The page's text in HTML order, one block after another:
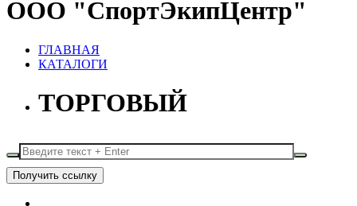
ООО "СпортЭкипЦентр"
ГЛАВНАЯ
КАТАЛОГИ
ТОРГОВЫЙ
Получить ссылку